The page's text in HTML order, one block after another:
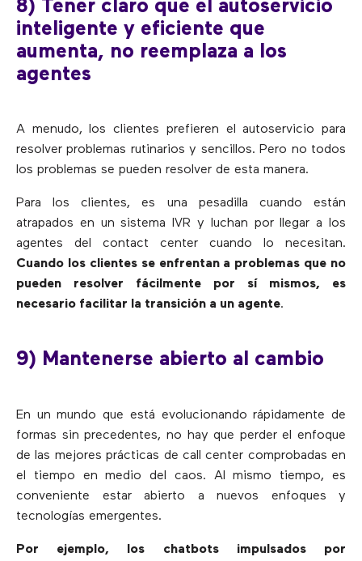
8) Tener claro que el autoservicio
inteligente y eficiente que
aumenta, no reemplaza a los
agentes
A menudo, los clientes prefieren el autoservicio para
resolver problemas rutinarios y sencillos. Pero no todos
los problemas se pueden resolver de esta manera.
Para los clientes, es una pesadilla cuando están
atrapados en un sistema IVR y luchan por llegar a los
agentes del contact center cuando lo necesitan.
Cuando los clientes se enfrentan a problemas que no
pueden resolver fácilmente por sí mismos, es
necesario facilitar la transición a un agente.
9) Mantenerse abierto al cambio
En un mundo que está evolucionando rápidamente de
formas sin precedentes, no hay que perder el enfoque
de las mejores prácticas de call center comprobadas en
el tiempo en medio del caos. Al mismo tiempo, es
conveniente estar abierto a nuevos enfoques y
tecnologías emergentes.
Por ejemplo, los chatbots impulsados por